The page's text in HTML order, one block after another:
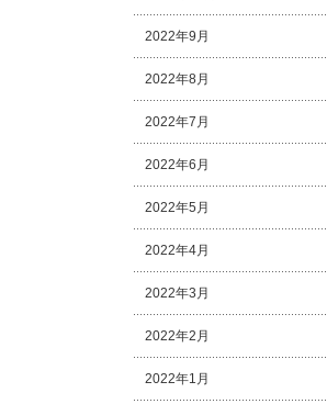
2022年9月
2022年8月
2022年7月
2022年6月
2022年5月
2022年4月
2022年3月
2022年2月
2022年1月